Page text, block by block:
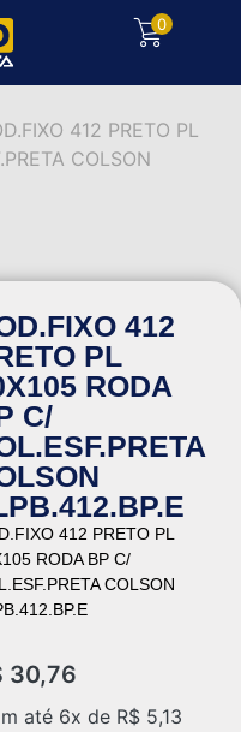
0
412 PRETO PL
COLSON
412
PL
RODA
C/
412 PRETO PL
RODA BP C/
COLSON
30,76
até 6x de R$ 5,13